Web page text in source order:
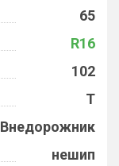
65
R16
102
T
Внедорожник
нешип